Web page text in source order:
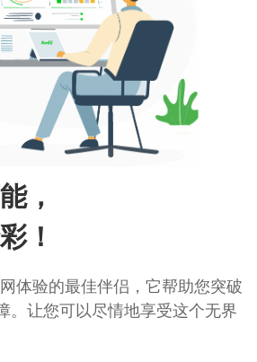
，
！
体验的最佳伴侣，它帮助您突破
。让您可以尽情地享受这个无界